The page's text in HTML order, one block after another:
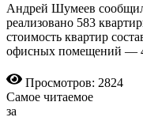
Андрей Шумеев
реализовано 583
стоимость квартир
офисных помещений —
Просмотров: 2824
Самое читаемое
за